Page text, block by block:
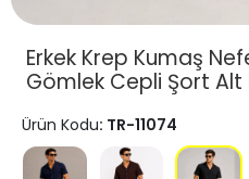
Erkek Krep Kumaş
Gömlek Cepli Şort Alt
Ürün Kodu: TR-11074